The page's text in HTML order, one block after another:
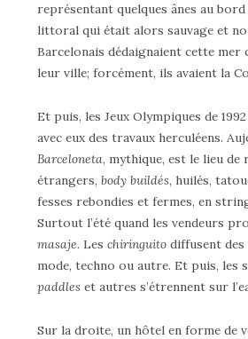
représentant quelques ânes au bord
littoral qui était alors sauvage et
Barcelonais dédaignaient cette mer
leur ville; forcément, ils avaient la
Et puis, les Jeux Olympiques de
avec eux des travaux herculéens.
Barceloneta, mythique, est le lieu de
étrangers, body buildés, huilés,
fesses rebondies et fermes, en
Surtout l’été quand les vendeurs
masaje. Les chiringuito diffusent des
mode, techno ou autre. Et puis, les
paddles et autres s’étrennent sur
Sur la droite, un hôtel en forme de